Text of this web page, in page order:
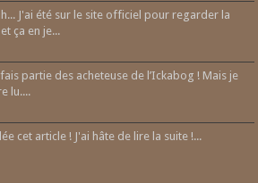
J'ai été sur le site officiel pour regarder la
ça en je...
partie des acheteuse de l’Ickabog ! Mais je
lu....
cet article ! J'ai hâte de lire la suite !...